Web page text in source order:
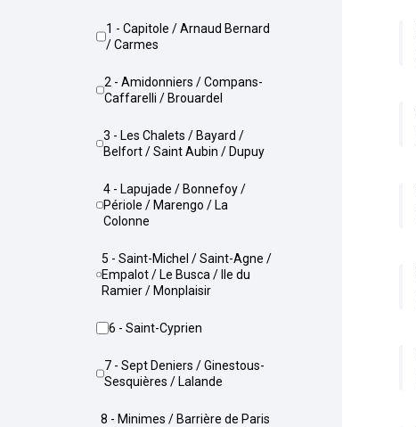
1 - Capitole / Arnaud Bernard
/ Carmes
2 - Amidonniers / Compans-
Caffarelli / Brouardel
3 - Les Chalets / Bayard /
Belfort / Saint Aubin / Dupuy
4 - Lapujade / Bonnefoy /
Périole / Marengo / La
Colonne
5 - Saint-Michel / Saint-Agne /
Empalot / Le Busca / Ile du
Ramier / Monplaisir
6 - Saint-Cyprien
7 - Sept Deniers / Ginestous-
Sesquières / Lalande
8 - Minimes / Barrière de Paris